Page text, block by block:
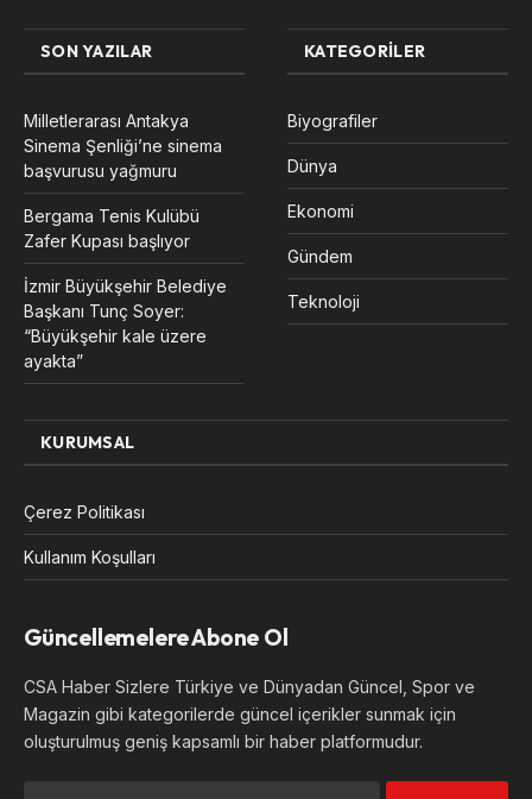
SON YAZILAR
Milletlerarası Antakya
Sinema Şenliği’ne sinema
başvurusu yağmuru
Bergama Tenis Kulübü
Zafer Kupası başlıyor
İzmir Büyükşehir Belediye
Başkanı Tunç Soyer:
“Büyükşehir kale üzere
ayakta”
KATEGORILER
Biyografiler
Dünya
Ekonomi
Gündem
Teknoloji
KURUMSAL
Çerez Politikası
Kullanım Koşulları
Güncellemelere Abone Ol
CSA Haber Sizlere Türkiye ve Dünyadan Güncel, Spor ve
Magazin gibi kategorilerde güncel içerikler sunmak için
oluşturulmuş geniş kapsamlı bir haber platformudur.